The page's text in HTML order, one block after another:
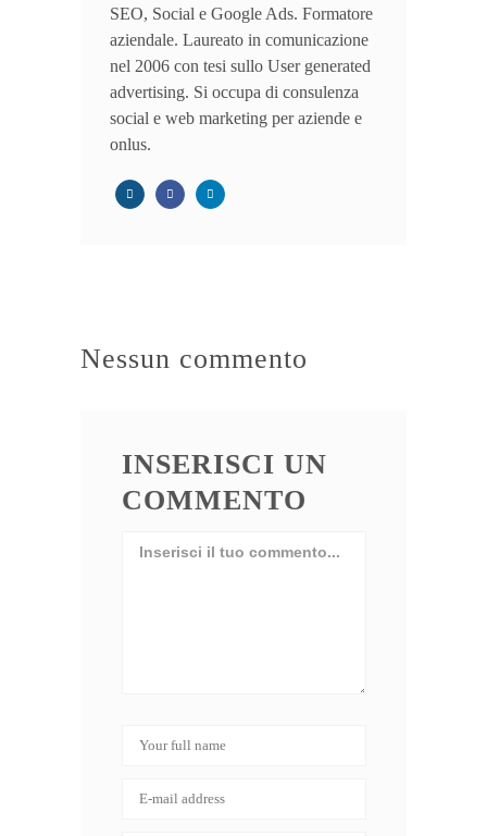
SEO, Social e Google Ads. Formatore
aziendale. Laureato in comunicazione
nel 2006 con tesi sullo User generated
advertising. Si occupa di consulenza
social e web marketing per aziende e
onlus.
Nessun commento
INSERISCI UN
COMMENTO